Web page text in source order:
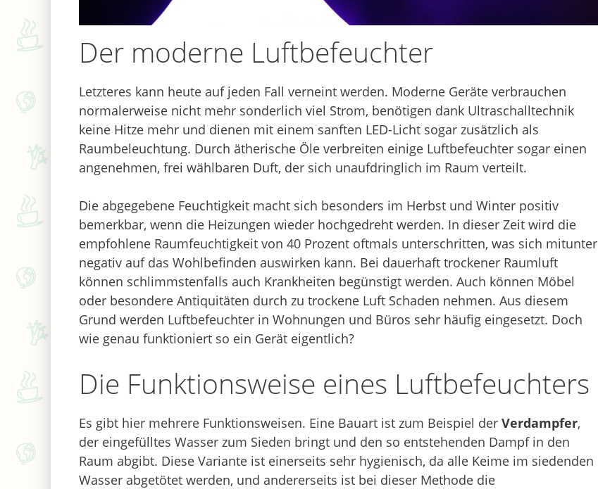
Der moderne Luftbefeuchter
Letzteres kann heute auf jeden Fall verneint werden. Moderne Geräte verbrauchen
normalerweise nicht mehr sonderlich viel Strom, benötigen dank Ultraschalltechnik
keine Hitze mehr und dienen mit einem sanften LED-Licht sogar zusätzlich als
Raumbeleuchtung. Durch ätherische Öle verbreiten einige Luftbefeuchter sogar einen
angenehmen, frei wählbaren Duft, der sich unaufdringlich im Raum verteilt.
Die abgegebene Feuchtigkeit macht sich besonders im Herbst und Winter positiv
bemerkbar, wenn die Heizungen wieder hochgedreht werden. In dieser Zeit wird die
empfohlene Raumfeuchtigkeit von 40 Prozent oftmals unterschritten, was sich mitunter
negativ auf das Wohlbefinden auswirken kann. Bei dauerhaft trockener Raumluft
können schlimmstenfalls auch Krankheiten begünstigt werden. Auch können Möbel
oder besondere Antiquitäten durch zu trockene Luft Schaden nehmen. Aus diesem
Grund werden Luftbefeuchter in Wohnungen und Büros sehr häufig eingesetzt. Doch
wie genau funktioniert so ein Gerät eigentlich?
Die Funktionsweise eines Luftbefeuchters
Es gibt hier mehrere Funktionsweisen. Eine Bauart ist zum Beispiel der Verdampfer,
der eingefülltes Wasser zum Sieden bringt und den so entstehenden Dampf in den
Raum abgibt. Diese Variante ist einerseits sehr hygienisch, da alle Keime im siedenden
Wasser abgetötet werden, und andererseits ist bei dieser Methode die